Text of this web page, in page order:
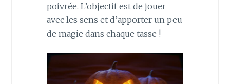
poivrée. L’objectif est de jouer
avec les sens et d’apporter un peu
de magie dans chaque tasse !